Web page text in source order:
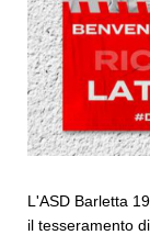
L'ASD Barletta
il tesseramento